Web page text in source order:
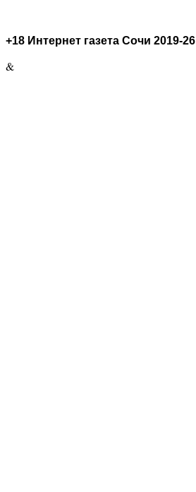
+18 Интернет газета Сочи 2019-26
&